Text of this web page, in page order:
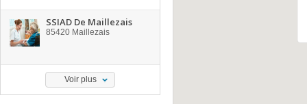
SSIAD De Maillezais
85420 Maillezais
Voir plus